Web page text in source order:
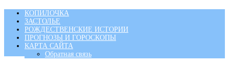
КОПИЛОЧКА
ЗАСТОЛЬЕ
РОЖДЕСТВЕНСКИЕ ИСТОРИИ
ПРОГНОЗЫ И ГОРОСКОПЫ
КАРТА САЙТА
Обратная связь